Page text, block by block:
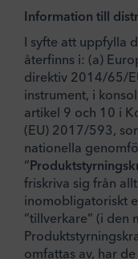
Information till
I syfte att uppfylla
återfinns i: (a)
direktiv 2014/65/
instrument, i
artikel 9 och 10 i
(EU) 2017/593,
nationella
”
friskriva sig från
inomobligatoriskt
”tillverkare” (i den
omfattas av, har